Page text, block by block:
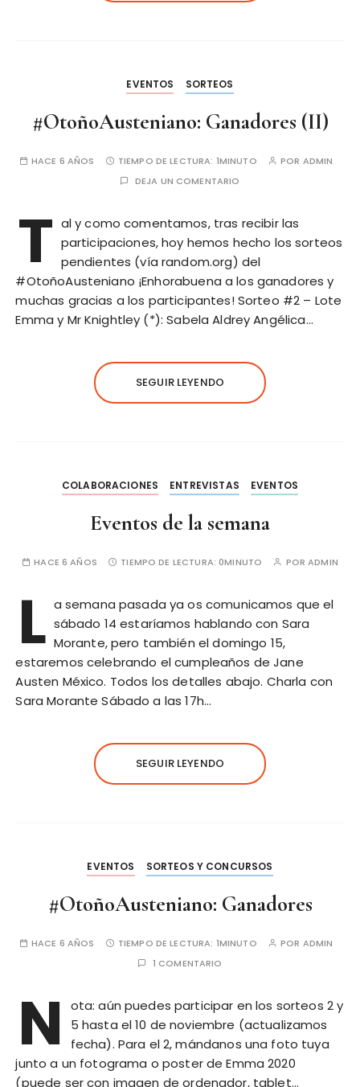
EVENTOS SORTEOS
#OtoñoAusteniano: Ganadores (II)
HACE 6 AÑOS TIEMPO DE LECTURA: 1MINUTO POR ADMIN
DEJA UN COMENTARIO
T al y como comentamos, tras recibir las
participaciones, hoy hemos hecho los sorteos
pendientes (vía random.org) del
#OtoñoAusteniano ¡Enhorabuena a los ganadores y
muchas gracias a los participantes! Sorteo #2 – Lote
Emma y Mr Knightley (*): Sabela Aldrey Angélica…
SEGUIR LEYENDO
COLABORACIONES ENTREVISTAS EVENTOS
Eventos de la semana
HACE 6 AÑOS TIEMPO DE LECTURA: 0MINUTO PORADMIN
L a semana pasada ya os comunicamos que el
sábado 14 estaríamos hablando con Sara
Morante, pero también el domingo 15,
estaremos celebrando el cumpleaños de Jane
Austen México. Todos los detalles abajo. Charla con
Sara Morante Sábado a las 17h…
SEGUIR LEYENDO
EVENTOS SORTEOS Y CONCURSOS
#OtoñoAusteniano: Ganadores
HACE 6 AÑOS TIEMPO DE LECTURA: 1MINUTO POR ADMIN
1 COMENTARIO
N
ota: aún puedes participar en los sorteos 2 y
5 hasta el 10 de noviembre (actualizamos
fecha). Para el 2, mándanos una foto tuya
junto a un fotograma o poster de Emma 2020
(puede ser con imagen de ordenador, tablet…